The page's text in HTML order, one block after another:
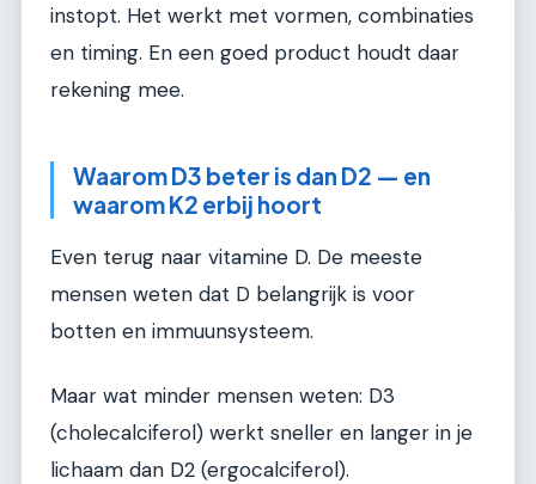
instopt. Het werkt met vormen, combinaties
en timing. En een goed product houdt daar
rekening mee.
Waarom D3 beter is dan D2 — en
waarom K2 erbij hoort
Even terug naar vitamine D. De meeste
mensen weten dat D belangrijk is voor
botten en immuunsysteem.
Maar wat minder mensen weten: D3
(cholecalciferol) werkt sneller en langer in je
lichaam dan D2 (ergocalciferol).